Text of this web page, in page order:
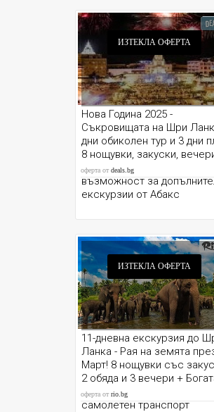
ИЗТЕКЛА ОФЕРТА
Нова Година 2025 -
Съкровищата на Шри
дни обиколен тур и 3 дни
8 нощувки, закуски,
летищни такси, трансфери
възможност за
екскурзии от Абакс
оферта отdeals.bg
ИЗТЕКЛА ОФЕРТА
11-дневна екскурзия до
Ланка - Рая на земята
Март! 8 нощувки със
2 обяда и 3 вечери +
екскурзионна програма +
самолетен транспорт
оферта отrio.bg